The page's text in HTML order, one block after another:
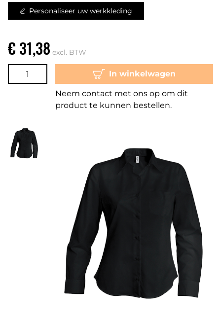
Personaliseer uw werkkleding
€ 31,38 excl. BTW
In winkelwagen
Neem contact met ons op om dit
product te kunnen bestellen.